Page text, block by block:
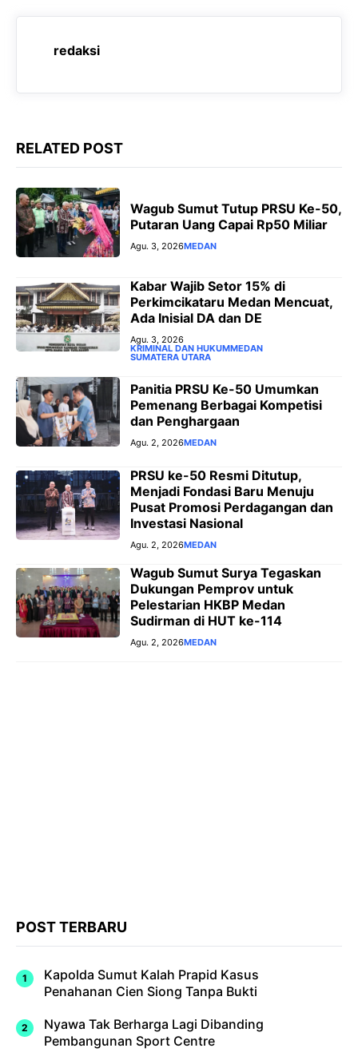
c
o
k
a
A
p
l
e
r
m
s
n
e
r
redaksi
RELATED POST
Wagub Sumut Tutup PRSU Ke-50,
Putaran Uang Capai Rp50 Miliar
Agu. 3, 2026MEDAN
‎Kabar Wajib Setor 15% di
Perkimcikataru Medan Mencuat,
Ada Inisial DA dan DE
Agu. 3, 2026
KRIMINAL DAN HUKUMMEDAN
SUMATERA UTARA
Panitia PRSU Ke-50 Umumkan
Pemenang Berbagai Kompetisi
dan Penghargaan
Agu. 2, 2026MEDAN
PRSU ke-50 Resmi Ditutup,
Menjadi Fondasi Baru Menuju
Pusat Promosi Perdagangan dan
Investasi Nasional
Agu. 2, 2026MEDAN
Wagub Sumut Surya Tegaskan
Dukungan Pemprov untuk
Pelestarian HKBP Medan
Sudirman di HUT ke-114
Agu. 2, 2026MEDAN
POST TERBARU
Kapolda Sumut Kalah Prapid Kasus
Penahanan Cien Siong Tanpa Bukti
Nyawa Tak Berharga Lagi Dibanding
Pembangunan Sport Centre